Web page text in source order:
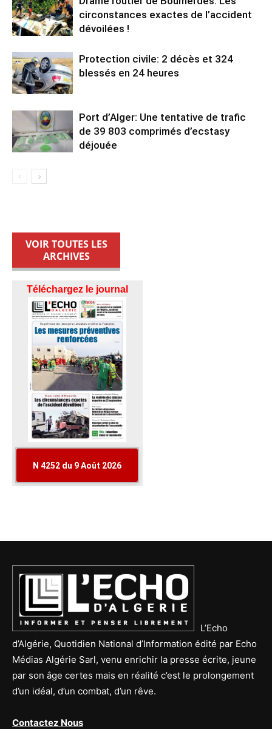
circonstances exactes de l’accident
dévoilées !
Protection civile: 2 décès et 324
blessés en 24 heures
Port d’Alger: Une tentative de trafic
de 39 803 comprimés d’ecstasy
déjouée
VOIR TOUTES LES
ARCHIVES
L’Echo
d’Algérie, Quotidien National d’Information édité par Echo
Médias Algérie Sarl, venu enrichir la presse écrite, jeune
par son âge certes mais en réalité c’est le prolongement
d’un idéal, d’un combat, d’un rêve.
Contactez Nous